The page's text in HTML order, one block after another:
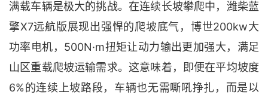
满载车辆是极大的挑战。在连续长坡攀爬中， 潍柴蓝
擎X7远航版展现出强悍的爬坡底气，博世200kw大
功率电机，500N·m扭矩让动力输出更加强大，满足
山区重载爬坡运输需求。这意味着，即便在平均坡度
6%的连续上坡路段，车辆也无需嘶吼挣扎，而是以